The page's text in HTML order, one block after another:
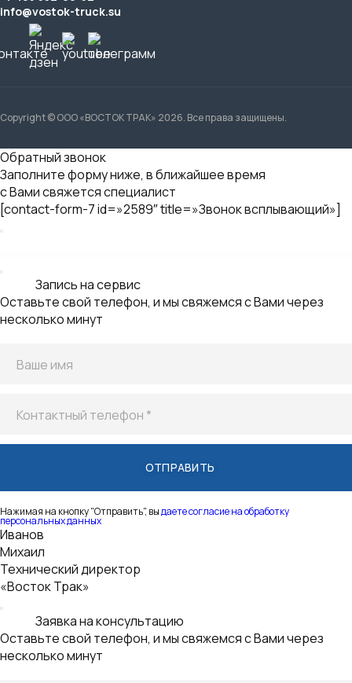
Ваше имя
Контактный телефон *
Нажимая на кнопку "Отправить", вы
персональных данных
Иванов
Михаил
Технический директор
Оставьте свой телефон, и мы свяжемся с Вами через
несколько минут
Нажимая на кнопку "Отправить", выдаете согласие на обработку
Технический директор
«Восток Трак»
Заявка на консультацию
Оставьте свой телефон, и мы свяжемся с Вами через
несколько минут
Ваше имя